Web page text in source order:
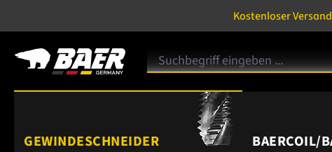
Kostenloser
GEWINDESCHNEIDER BAERCOIL/